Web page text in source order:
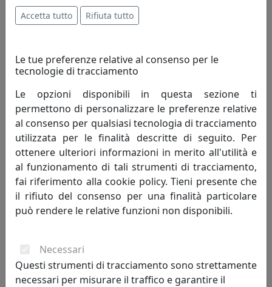
LAMPADA A SOSPENSIONE C2540-NEC COLLEZIONE BELLOTA
FINITURA NERO CARBONE
Accetta tutto Rifiuta tutto
Le tue preferenze relative al consenso per le
tecnologie di tracciamento
Le opzioni disponibili in questa sezione ti
permettono di personalizzare le preferenze relative
al consenso per qualsiasi tecnologia di tracciamento
utilizzata per le finalità descritte di seguito. Per
ottenere ulteriori informazioni in merito all'utilità e
al funzionamento di tali strumenti di tracciamento,
fai riferimento alla cookie policy. Tieni presente che
il rifiuto del consenso per una finalità particolare
può rendere le relative funzioni non disponibili.
Necessari
Questi strumenti di tracciamento sono strettamente
necessari per misurare il traffico e garantire il